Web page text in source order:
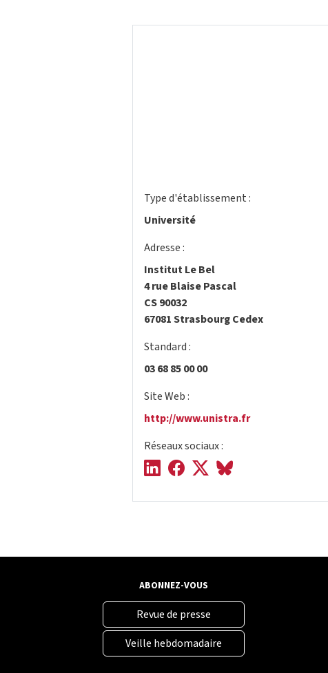
Type d'établissement :
Université
Adresse :
Institut Le Bel
4 rue Blaise Pascal
CS 90032
67081 Strasbourg Cedex
Standard :
03 68 85 00 00
Site Web :
http://www.unistra.fr
Réseaux sociaux :
ABONNEZ-VOUS
Revue de presse
Veille hebdomadaire